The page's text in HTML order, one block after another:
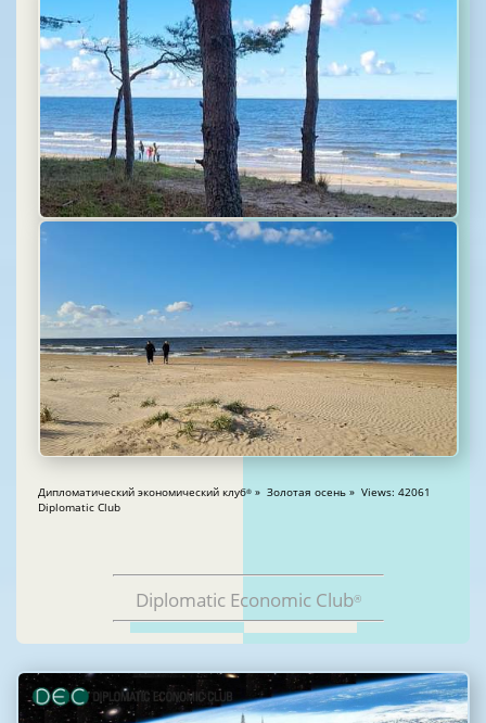
Дипломатический экономический клуб® » Золотая осень » Views: 42061
Diplomatic Club
Diplomatic Economic Club®